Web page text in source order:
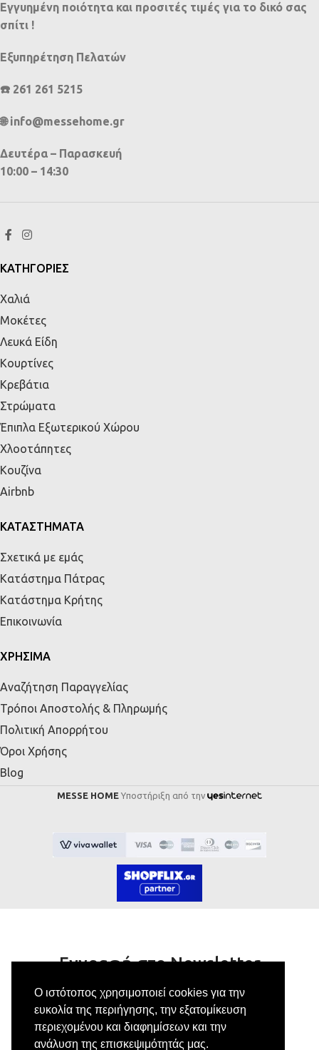
Ο ιστότοπος χρησιμοποιεί cookies για την
ευκολία της περιήγησης, την εξατομίκευση
περιεχομένου και διαφημίσεων και την
ανάλυση της επισκεψιμότητάς μας.
Εγγυημένη ποιότητα και προσιτές τιμές για το δικό σας
σπίτι !
Εξυπηρέτηση Πελατών
☎️ 261 261 5215
🌐 info@messehome.gr
Δευτέρα – Παρασκευή
10:00 – 14:30
ΚΑΤΗΓΟΡΙΕΣ
Χαλιά
Μοκέτες
Λευκά Είδη
Κουρτίνες
Κρεβάτια
Στρώματα
Έπιπλα Εξωτερικού Χώρου
Χλοοτάπητες
Κουζίνα
Airbnb
ΚΑΤΑΣΤΗΜΑΤΑ
Σχετικά με εμάς
Κατάστημα Πάτρας
Κατάστημα Κρήτης
Επικοινωνία
ΧΡΗΣΙΜΑ
Αναζήτηση Παραγγελίας
Τρόποι Αποστολής & Πληρωμής
Πολιτική Απορρήτου
Όροι Χρήσης
Blog
MESSE HOME Υποστήριξη από την
Εγγραφή στο Newsletter
Κάνε εγγραφή στο newsletter μας για να
λαμβάνεις αποκλειστικές προσφορές.